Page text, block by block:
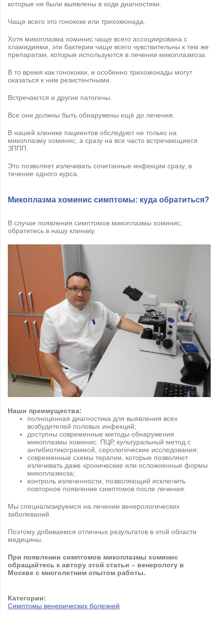
которые не были выявлены в ходе диагностики.
Чаще всего это гонококк или трихомонада.
Хотя микоплазма хоминис чаще всего ассоциирована с
хламидиями, эти бактерии чаще всего чувствительны к тем же
препаратам, которые используются в лечении микоплазмоза.
В то время как гонококки, и особенно трихомонады могут
оказаться к ним резистентными.
Встречаются и другие патогены.
Все они должны быть обнаружены ещё до лечения.
В нашей клинике пациентов обследуют не только на
микоплазму хоминис, а сразу на все часто встречающиеся
ЗППП.
Это позволяет излечивать сочетанные инфекции сразу, в
течение одного курса.
Микоплазма хоминис симптомы: куда обратиться?
В случае появления симптомов микоплазмы хоминис,
обратитесь в нашу клинику.
Наши преимущества:
полноценная диагностика для выявления всех
возбудителей половых инфекций;
доступны современные методы обнаружения
микоплазмы хоминис: ПЦР, культуральный метод с
антибиотикограммой, серологические исследования;
современные схемы терапии, которые позволяют
излечивать даже хронические или осложненные формы
микоплазмоза;
контроль излеченности, позволяющий исключить
повторное появление симптомов после лечения.
Мы специализируемся на лечении венерологических
заболеваний.
Поэтому добиваемся отличных результатов в этой области
медицины.
При появлении симптомов микоплазмы хоминис
обращайтесь к автору этой статьи – венерологу в
Москве с многолетним опытом работы.
Категории:
Симптомы венерических болезней